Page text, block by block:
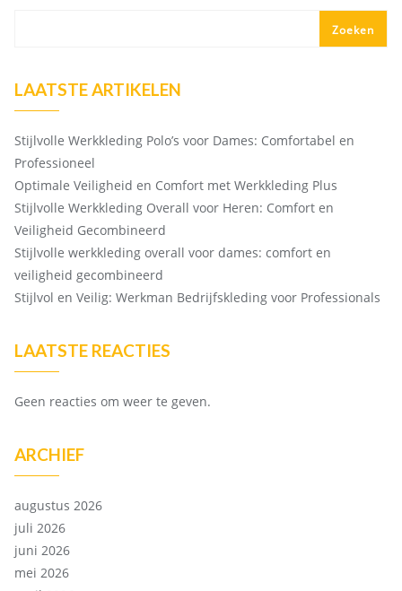
Zoeken
LAATSTE ARTIKELEN
Stijlvolle Werkkleding Polo’s voor Dames: Comfortabel en
Professioneel
Optimale Veiligheid en Comfort met Werkkleding Plus
Stijlvolle Werkkleding Overall voor Heren: Comfort en
Veiligheid Gecombineerd
Stijlvolle werkkleding overall voor dames: comfort en
veiligheid gecombineerd
Stijlvol en Veilig: Werkman Bedrijfskleding voor Professionals
LAATSTE REACTIES
Geen reacties om weer te geven.
ARCHIEF
augustus 2026
juli 2026
juni 2026
mei 2026